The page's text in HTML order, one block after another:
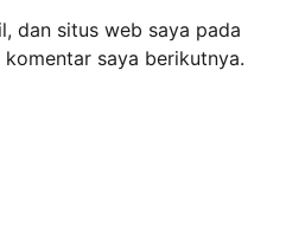
dan situs web saya pada
saya berikutnya.